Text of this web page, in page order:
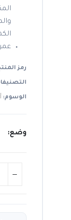
رمز
الوسوم:
وضع